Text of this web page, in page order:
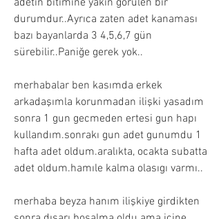
adetin bitimine yakın görülen bir
durumdur..Ayrıca zaten adet kanaması
bazı bayanlarda 3 4,5,6,7 gün
sürebilir..Paniğe gerek yok..
merhabalar ben kasımda erkek
arkadaşımla korunmadan ilişki yasadım
sonra 1 gun gecmeden ertesi gun hapı
kullandım.sonrakı gun adet gunumdu 1
hafta adet oldum.aralıkta, ocakta subatta
adet oldum.hamıle kalma olasıgı varmı..
merhaba beyza hanım ilişkiye girdikten